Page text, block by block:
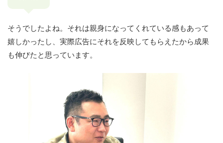
そうでしたよね。それは親身になってくれている感もあって
嬉しかったし、実際広告にそれを反映してもらえたから成果
も伸びたと思っています。